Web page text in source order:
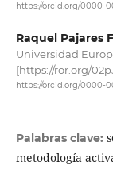
https://orcid.org/0000-
Raquel Pajares
Universidad
[https://ror.org/
https://orcid.org/0000-
Palabras clave:
metodología